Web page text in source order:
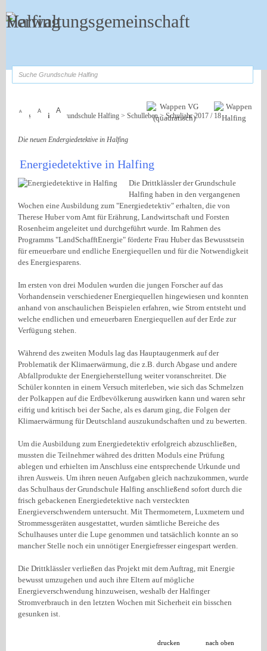
A A A
Sie sind hier: Grundschule Halfing> Schulleben>Schuljahr 2017 / 18
Die neuen Endergiedetektive in Halfing
Energiedetektive in Halfing
Die Drittklässler der Grundschule
Halfing haben in den vergangenen
Wochen eine Ausbildung zum "Energiedetektiv" erhalten, die von
Therese Huber vom Amt für Erährung, Landwirtschaft und Forsten
Rosenheim angeleitet und durchgeführt wurde. Im Rahmen des
Programms "LandSchafftEnergie" förderte Frau Huber das Bewusstsein
für erneuerbare und endliche Energiequellen und für die Notwendigkeit
des Energiesparens.
Im ersten von drei Modulen wurden die jungen Forscher auf das
Vorhandensein verschiedener Energiequellen hingewiesen und konnten
anhand von anschaulichen Beispielen erfahren, wie Strom entsteht und
welche endlichen und erneuerbaren Energiequellen auf der Erde zur
Verfügung stehen.
Während des zweiten Moduls lag das Hauptaugenmerk auf der
Problematik der Klimaerwärmung, die z.B. durch Abgase und andere
Abfallprodukte der Energieherstellung weiter voranschreitet. Die
Schüler konnten in einem Versuch miterleben, wie sich das Schmelzen
der Polkappen auf die Erdbevölkerung auswirken kann und waren sehr
eifrig und kritisch bei der Sache, als es darum ging, die Folgen der
Klimaerwärmung für Deutschland auszukundschaften und zu bewerten.
Um die Ausbildung zum Energiedetektiv erfolgreich abzuschließen,
mussten die Teilnehmer währed des dritten Moduls eine Prüfung
ablegen und erhielten im Anschluss eine entsprechende Urkunde und
ihren Ausweis. Um ihren neuen Aufgaben gleich nachzukommen, wurde
das Schulhaus der Grundschule Halfing anschließend sofort durch die
frisch gebackenen Energiedetektive nach versteckten
Energieverschwendern untersucht. Mit Thermometern, Luxmetern und
Strommessgeräten ausgestattet, wurden sämtliche Bereiche des
Schulhauses unter die Lupe genommen und tatsächlich konnte an so
mancher Stelle noch ein unnötiger Energiefresser eingespart werden.
Die Drittklässler verließen das Projekt mit dem Auftrag, mit Energie
bewusst umzugehen und auch ihre Eltern auf mögliche
Energieverschwendung hinzuweisen, weshalb der Halfinger
Stromverbrauch in den letzten Wochen mit Sicherheit ein bisschen
gesunken ist.
drucken nach oben